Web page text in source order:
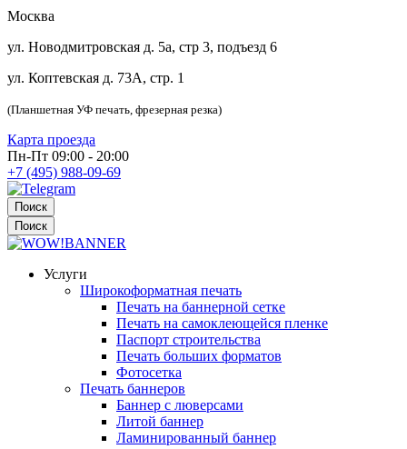
Москва
ул. Новодмитровская д. 5а, стр 3, подъезд 6
ул. Коптевская д. 73А, стр. 1
(Планшетная УФ печать, фрезерная резка)
Карта проезда
Пн-Пт 09:00 - 20:00
+7 (495) 988-09-69
Поиск
Поиск
Услуги
Широкоформатная печать
Печать на баннерной сетке
Печать на самоклеющейся пленке
Паспорт строительства
Печать больших форматов
Фотосетка
Печать баннеров
Баннер с люверсами
Литой баннер
Ламинированный баннер